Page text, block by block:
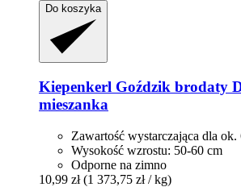
Do koszyka
Kiepenkerl Goździk brodaty
mieszanka
Zawartość wystarczająca dla ok.
Wysokość wzrostu: 50-60 cm
Odporne na zimno
10,99 zł (1 373,75 zł / kg)